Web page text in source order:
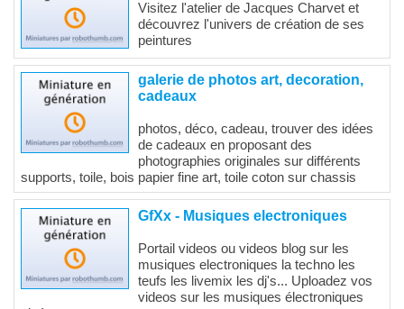
Visitez l'atelier de Jacques Charvet et
découvrez l'univers de création de ses
peintures
galerie de photos art, decoration,
cadeaux
photos, déco, cadeau, trouver des idées
de cadeaux en proposant des
photographies originales sur différents
supports, toile, bois papier fine art, toile coton sur chassis
GfXx - Musiques electroniques
Portail videos ou videos blog sur les
musiques electroniques la techno les
teufs les livemix les dj's... Uploadez vos
videos sur les musiques électroniques